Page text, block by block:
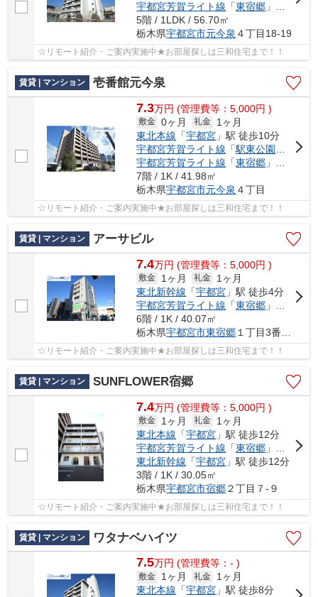
宇都宮芳賀ライト線 「東宿郷 」駅 徒歩4分
5階 / 1LDK / 56.70㎡
栃木県宇都宮市元今泉 ４丁目18-19
☆リモート紹介・ご案内実施中★お部屋探しは三和住宅まで！！
賃貸 | マンション 壱番館元今泉
7.3万円 (管理費等：5,000円 )
敷金 0ヶ月 礼金
1ヶ月
東北本線 「宇都宮 」駅 徒歩10分
宇都宮芳賀ライト線 「駅東公園前
」駅
宇都宮芳賀ライト線 「東宿郷 」駅 徒歩6分
7階 / 1K / 41.98㎡
栃木県宇都宮市元今泉 ４丁目
☆リモート紹介・ご案内実施中★お部屋探しは三和住宅まで！！
賃貸 | マンション アーサビル
7.4万円 (管理費等：5,000円 )
敷金 1ヶ月 礼金
1ヶ月
東北新幹線 「宇都宮 」駅 徒歩4分
宇都宮芳賀ライト線 「東宿郷 」駅 徒歩4分
6階 / 1K / 40.07㎡
栃木県宇都宮市東宿郷 １丁目3番地9
☆リモート紹介・ご案内実施中★お部屋探しは三和住宅まで！！
賃貸 | マンション SUNFLOWER宿郷
7.4万円 (管理費等：5,000円 )
敷金 1ヶ月 礼金
1ヶ月
東北本線 「宇都宮 」駅 徒歩12分
宇都宮芳賀ライト線 「東宿郷 」駅 徒歩8分
東北新幹線 「宇都宮 」駅 徒歩12分
3階 / 1K / 30.05㎡
栃木県宇都宮市宿郷２丁目７-９
☆リモート紹介・ご案内実施中★お部屋探しは三和住宅まで！！
賃貸 | マンション ワタナベハイツ
7.5万円 (管理費等：- )
敷金 1ヶ月 礼金
1ヶ月
東北本線 「宇都宮 」駅 徒歩8分